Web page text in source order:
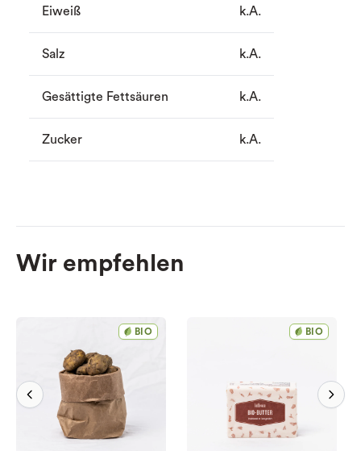
Eiweiß k.A.
Salz k.A.
Gesättigte Fettsäuren k.A.
Zucker k.A.
Wir empfehlen
BIO BIO